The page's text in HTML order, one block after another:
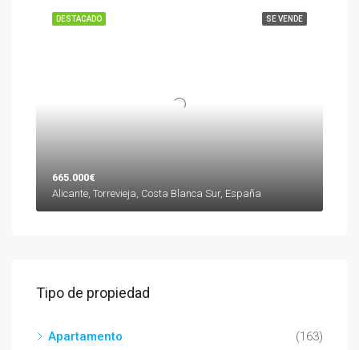
SE VENDE
DESTACADO
665.000€
Alicante, Torrevieja, Costa Blanca Sur, España
Tipo de propiedad
Apartamento
(163)